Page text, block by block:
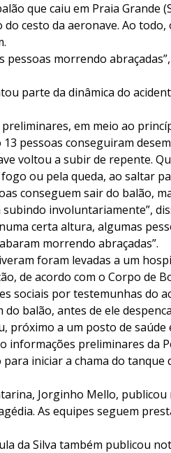
que caiu em Praia Grande
cesto da aeronave. Ao
pessoas morrendo
parte da dinâmica do
em meio ao
pessoas conseguiram
voltou a subir de repente.
ou pela queda, ao saltar
conseguem sair do balão,
involuntariamente”,
certa altura, algumas
morrendo abraçadas”.
foram levadas a um
de acordo com o Corpo de
sociais por testemunhas do
balão, antes de ele
próximo a um posto de
informações preliminares da
iniciar a chama do tanque
Jorginho Mello,
As equipes seguem
da Silva também publicou